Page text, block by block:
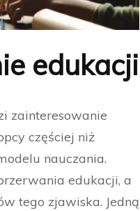
edukacji
zainteresowanie
częściej niż
nauczania.
edukacji, a
tego zjawiska. Jedną